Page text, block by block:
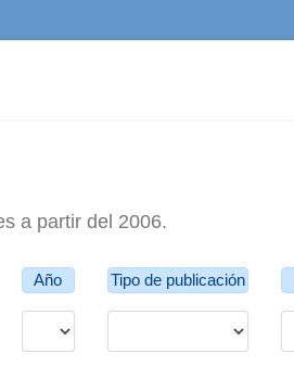
a partir del 2006.
Año Tipo de publicación